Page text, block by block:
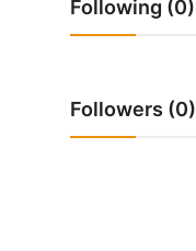
Following (0)
Followers (0)